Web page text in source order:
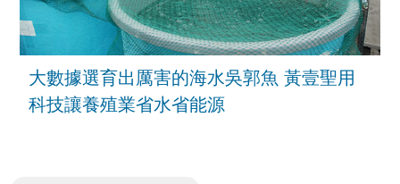
大數據選育出厲害的海水吳郭魚 黃壹聖用
科技讓養殖業省水省能源